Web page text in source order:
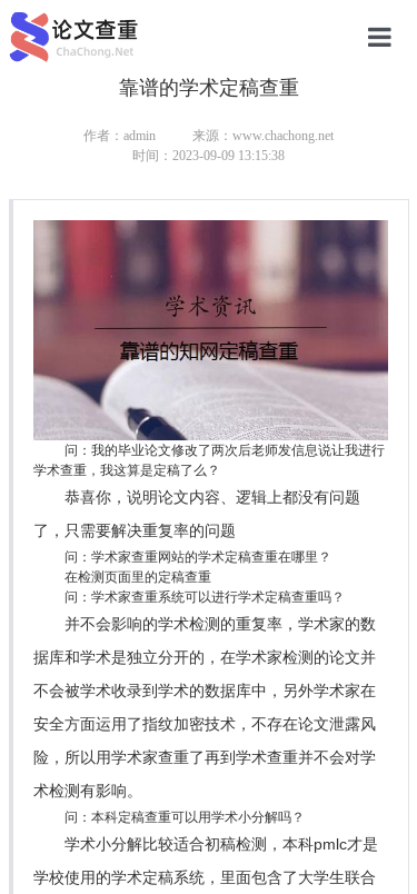
研究生论
靠谱的学术定稿查重
作者：admin
来源：www.chachong.net
时间：2023-09-09 13:15:38
问：我的毕业论文修改了两次后老师发信息说让我进行
学术查重，我这算是定稿了么？
恭喜你，说明论文内容、逻辑上都没有问题
了，只需要解决重复率的问题
问：学术家查重网站的学术定稿查重在哪里？
在检测页面里的定稿查重
问：学术家查重系统可以进行学术定稿查重吗？
并不会影响的学术检测的重复率，学术家的数
据库和学术是独立分开的，在学术家检测的论文并
不会被学术收录到学术的数据库中，另外学术家在
安全方面运用了指纹加密技术，不存在论文泄露风
险，所以用学术家查重了再到学术查重并不会对学
术检测有影响。
问：本科定稿查重可以用学术小分解吗？
学术小分解比较适合初稿检测，本科pmlc才是
学校使用的学术定稿系统，里面包含了大学生联合